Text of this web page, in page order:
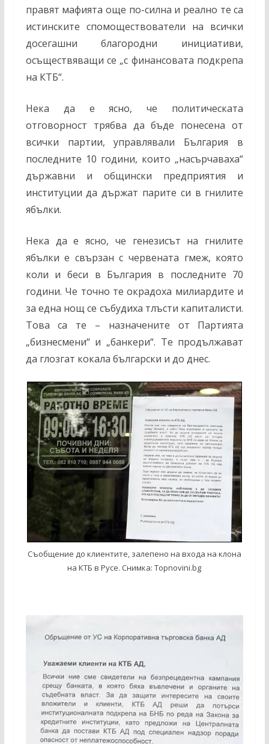
правят мафията още по-силна и реално те са
истинските спомоществователи на всички
досегашни благородни инициативи,
осъществяващи се „с финансовата подкрепа
на КТБ“.
Нека да е ясно, че политическата
отговорност трябва да бъде понесена от
всички партии, управлявали България в
последните 10 години, които „насърчаваха“
държавни и общински предприятия и
институции да държат парите си в гнилите
ябълки.
Нека да е ясно, че генезисът на гнилите
ябълки е свързан с червената гмеж, която
коли и беси в България в последните 70
години. Че точно те окрадоха милиардите и
за една нощ се събудиха тлъсти капиталисти.
Това са те – назначените от Партията
„бизнесмени“ и „банкери“. Те продължават
да глозгат кокала български и до днес.
Съобщение до клиентите, залепено на входа на клона
на КТБ в Русе. Снимка: Topnovini.bg